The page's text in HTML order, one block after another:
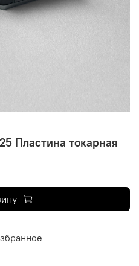
Пластина токарная